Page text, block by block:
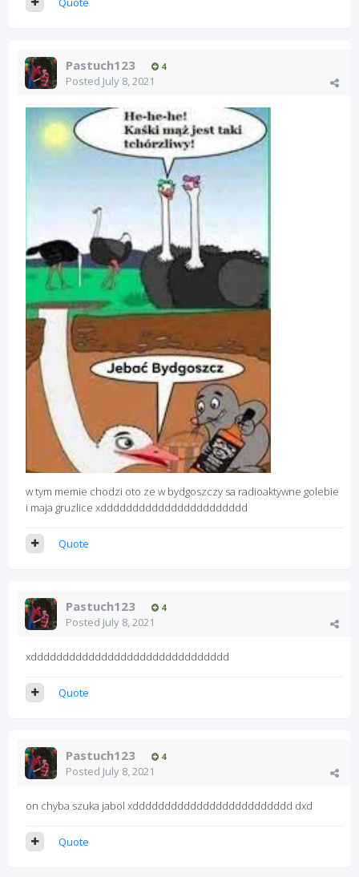
Pastuch123 4
Posted July 8, 2021
w tym memie chodzi oto ze w bydgoszczy sa radioaktywne golebie
i maja gruzlice xddddddddddddddddddddddd
Quote
Pastuch123 4
Posted July 8, 2021
xddddddddddddddddddddddddddddddd
Quote
Pastuch123 4
Posted July 8, 2021
on chyba szuka jabol xddddddddddddddddddddddddd dxd
Quote